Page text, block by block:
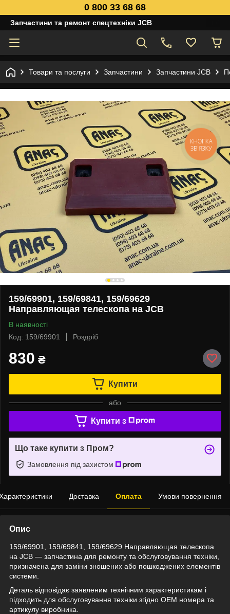
0 800 33 68 68
Запчастини та ремонт спецтехніки JCB
Товари та послуги Запчастини Запчастини JCB
159/69901, 159/69841, 159/69629
Направляющая телескопа на JCB
В наявності
Код: 159/69901
Роздріб
830 ₴
Купити
або
Купити з
Що таке купити з Пром?
Замовлення під захистом
Доставка Оплата Умови повернення
Опис
159/69901, 159/69841, 159/69629 Направляющая телескопа
на JCB — запчастина для ремонту та обслуговування техніки,
призначена для заміни зношених або пошкоджених елементів
системи.
Деталь відповідає заявленим технічним характеристикам і
підходить для обслуговування техніки згідно OEM номера та
артикулу виробника.
КНОПКА
ЗВ'ЯЗКУ